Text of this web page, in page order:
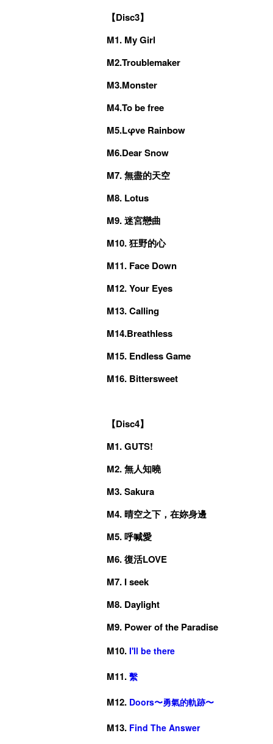
【Disc3】
M1. My Girl
M2.Troublemaker
M3.Monster
M4.To be free
M5.Lφve Rainbow
M6.Dear Snow
M7. 無盡的天空
M8. Lotus
M9. 迷宮戀曲
M10. 狂野的心
M11. Face Down
M12. Your Eyes
M13. Calling
M14.Breathless
M15. Endless Game
M16. Bittersweet
【Disc4】
M1. GUTS!
M2. 無人知曉
M3. Sakura
M4. 晴空之下，在妳身邊
M5. 呼喊愛
M6. 復活LOVE
M7. I seek
M8. Daylight
M9. Power of the Paradise
M10. I'll be there
M11. 繫
M12. Doors〜勇氣的軌跡〜
M13. Find The Answer